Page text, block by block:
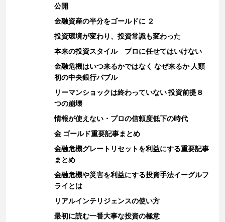
公開
金融資産の半分をゴールドに ２
投資環境が変わり、投資常識も変わった
本来の投資スタイル プロに任せてはいけない
金融危機はいつ来るかではなく なぜ来るか 人類
初の中央銀行バブル
リーマンショックは終わっていない 投資前提８
つの崩壊
情報が使えない・プロの信頼度低下の時代
金 ゴールド重要記事まとめ
金融危機グレートリセットを利益にする重要記事
まとめ
金融危機や災害を利益にする投資手法イーグルフ
ライとは
リアルインテリジェンスの使い方
最初に読む一番大事な投資の極意